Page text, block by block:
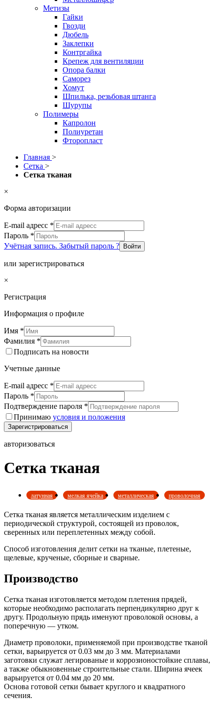
Метизы
Гайки
Гвозди
Дюбель
Заклепки
Контргайка
Крепеж для вентиляции
Опора балки
Саморез
Хомут
Шпилька, резьбовая штанга
Шурупы
Полимеры
Капролон
Полиуретан
Фторопласт
Главная >
Сетка >
Сетка тканая
×
Форма авторизации
E-mail адресс *
Пароль *
Учётная запись. Забытый пароль ?
Войти
или зарегистрироваться
×
Регистрация
Информация о профиле
Имя *
Фамилия *
Подписать на новости
Учетные данные
E-mail адресс *
Пароль *
Подтверждение пароля *
Принимаю условия и положения
Зарегистрироваться
авторизоваться
Сетка тканая
латунная мелкая ячейка металлическая проволочная
Сетка тканая является металлическим изделием с
периодической структурой, состоящей из проволок,
сверенных или переплетенных между собой.
Способ изготовления делит сетки на тканые, плетеные,
щелевые, крученые, сборные и сварные.
Производство
Сетка тканая изготовляется методом плетения прядей,
которые необходимо располагать перпендикулярно друг к
другу. Продольную прядь именуют проволокой основы, а
поперечную — утком.
Диаметр проволоки, применяемой при производстве тканой
сетки, варьируется от 0.03 мм до 3 мм. Материалами
заготовки служат легированые и коррозионостойкие сплавы,
а также обыкновенные строительные стали. Ширина ячеек
варьируется от 0.04 мм до 20 мм.
Основа готовой сетки бывает круглого и квадратного
сечения.